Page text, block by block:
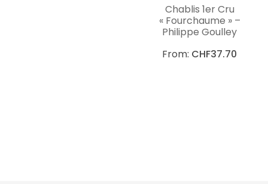
Chablis 1er Cru
« Fourchaume » –
Philippe Goulley
From: CHF37.70